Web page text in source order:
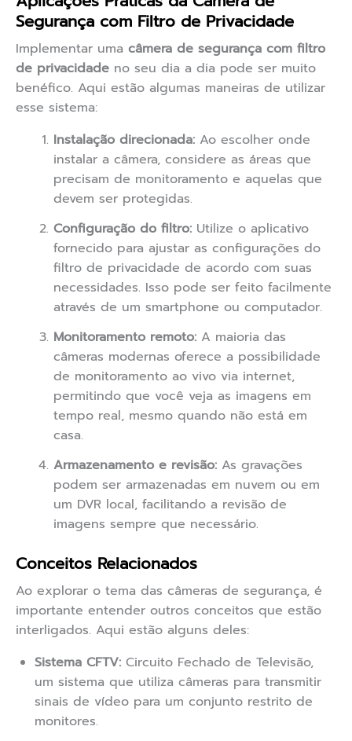
Segurança com Filtro de Privacidade
Implementar uma câmera de segurança com filtro
de privacidade no seu dia a dia pode ser muito
benéfico. Aqui estão algumas maneiras de utilizar
esse sistema:
Instalação direcionada: Ao escolher onde
instalar a câmera, considere as áreas que
precisam de monitoramento e aquelas que
devem ser protegidas.
Configuração do filtro: Utilize o aplicativo
fornecido para ajustar as configurações do
filtro de privacidade de acordo com suas
necessidades. Isso pode ser feito facilmente
através de um smartphone ou computador.
Monitoramento remoto: A maioria das
câmeras modernas oferece a possibilidade
de monitoramento ao vivo via internet,
permitindo que você veja as imagens em
tempo real, mesmo quando não está em
casa.
Armazenamento e revisão: As gravações
podem ser armazenadas em nuvem ou em
um DVR local, facilitando a revisão de
imagens sempre que necessário.
Conceitos Relacionados
Ao explorar o tema das câmeras de segurança, é
importante entender outros conceitos que estão
interligados. Aqui estão alguns deles:
Sistema CFTV: Circuito Fechado de Televisão,
um sistema que utiliza câmeras para transmitir
sinais de vídeo para um conjunto restrito de
monitores.